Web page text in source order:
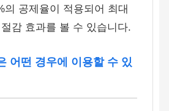
의 공제율이 적용되어 최대
감 효과를 볼 수 있습니다.
어떤 경우에 이용할 수 있